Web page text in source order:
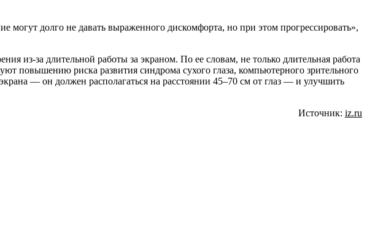
могут долго не давать выраженного дискомфорта, но при этом прогрессировать»,
из-за длительной работы за экраном. По ее словам, не только длительная работа
повышению риска развития синдрома сухого глаза, компьютерного зрительного
— он должен располагаться на расстоянии 45–70 см от глаз — и улучшить
Источник: iz.ru